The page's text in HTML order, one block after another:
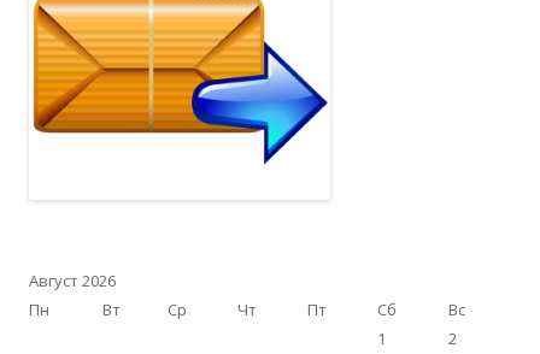
Август 2026
Пн
Вт Ср Чт Пт Сб
Вс
1
2